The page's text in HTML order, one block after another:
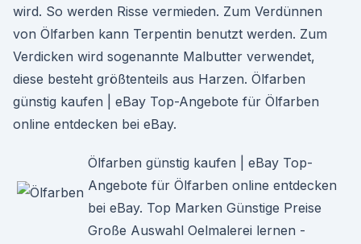
wird. So werden Risse vermieden. Zum Verdünnen
von Ölfarben kann Terpentin benutzt werden. Zum
Verdicken wird sogenannte Malbutter verwendet,
diese besteht größtenteils aus Harzen. Ölfarben
günstig kaufen | eBay Top-Angebote für Ölfarben
online entdecken bei eBay.
Ölfarben günstig kaufen | eBay Top-
Angebote für Ölfarben online entdecken
bei eBay. Top Marken Günstige Preise
Große Auswahl Oelmalerei lernen -